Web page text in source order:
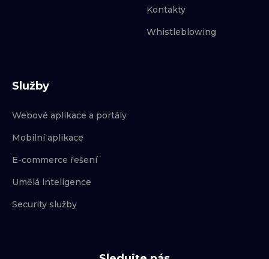
Služby
Webové aplikace a portály
Mobilní aplikace
E-commerce řešení
Umělá inteligence
Security služby
Kontakty
Whistleblowing